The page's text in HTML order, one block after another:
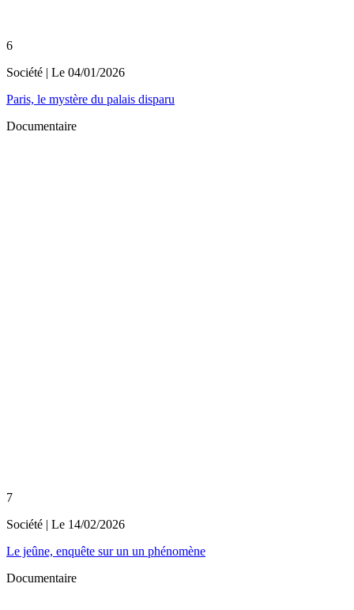
6
Société | Le 04/01/2026
Paris, le mystère du palais disparu
Documentaire
7
Société | Le 14/02/2026
Le jeûne, enquête sur un un phénomène
Documentaire